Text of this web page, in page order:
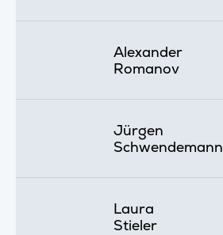
Alexander
Romanov
Jürgen
Schwendemann
Laura
Stieler